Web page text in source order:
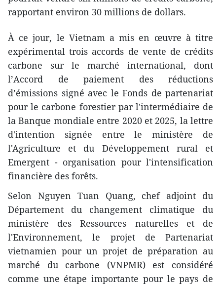
rapportant environ 30 millions de dollars.
À ce jour, le Vietnam a mis en œuvre à titre
expérimental trois accords de vente de crédits
carbone sur le marché international, dont
l’Accord de paiement des réductions
d’émissions signé avec le Fonds de partenariat
pour le carbone forestier par l'intermédiaire de
la Banque mondiale entre 2020 et 2025, la lettre
d'intention signée entre le ministère de
l'Agriculture et du Développement rural et
Emergent - organisation pour l'intensification
financière des forêts.
Selon Nguyen Tuan Quang, chef adjoint du
Département du changement climatique du
ministère des Ressources naturelles et de
l'Environnement, le projet de Partenariat
vietnamien pour un projet de préparation au
marché du carbone (VNPMR) est considéré
comme une étape importante pour le pays de